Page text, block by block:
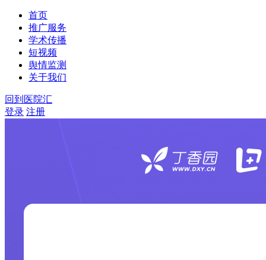
首页
推广服务
学术传播
短视频
舆情监测
关于我们
回到医院汇
登录 注册